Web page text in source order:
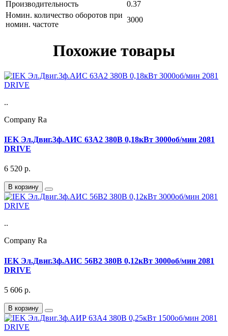
Производительность
0.37
Номин. количество оборотов при
номин. частоте
3000
Похожие товары
..
Company Ra
IEK Эл.Двиг.3ф.АИС 63А2 380В 0,18кВт 3000об/мин 2081
DRIVE
6 520 р.
В корзину
..
Company Ra
IEK Эл.Двиг.3ф.АИС 56B2 380В 0,12кВт 3000об/мин 2081
DRIVE
5 606 р.
В корзину